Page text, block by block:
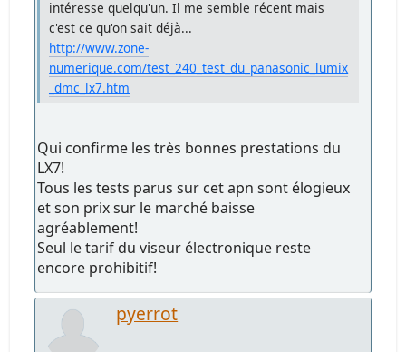
intéresse quelqu'un. Il me semble récent mais
c'est ce qu'on sait déjà...
http://www.zone-
numerique.com/test_240_test_du_panasonic_lumix
_dmc_lx7.htm
Qui confirme les très bonnes prestations du
LX7!
Tous les tests parus sur cet apn sont élogieux
et son prix sur le marché baisse
agréablement!
Seul le tarif du viseur électronique reste
encore prohibitif!
pyerrot